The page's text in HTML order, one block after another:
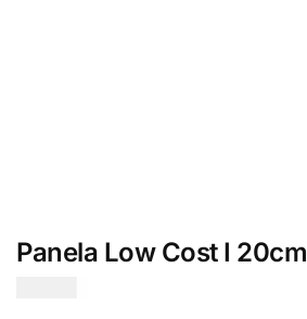
Panela Low Cost I 20cm